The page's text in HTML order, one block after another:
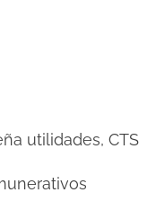
utilidades, CTS